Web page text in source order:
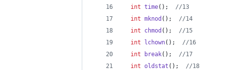
int time(); //13
int mknod (); //14
int
chmod (); //15
int
lchown(); //16
int
break(); //17
int oldstat (); //18